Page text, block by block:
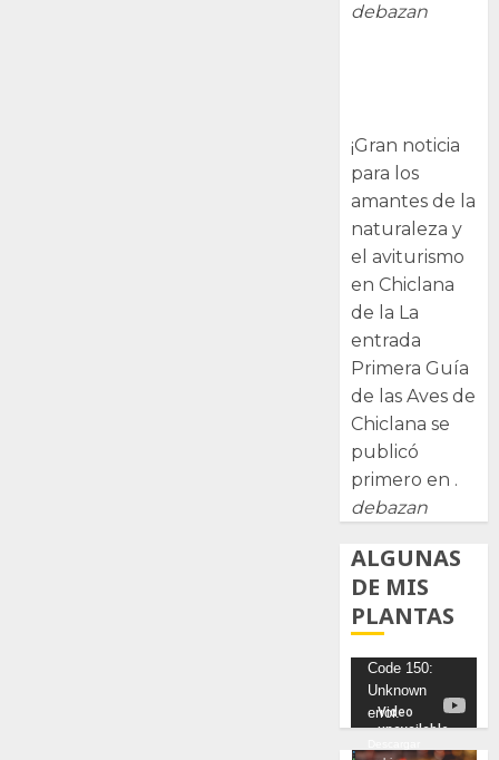
debazan
¡Gran noticia
para los
amantes de la
naturaleza y
el aviturismo
en Chiclana
de la La
entrada
Primera Guía
de las Aves de
Chiclana se
publicó
primero en .
debazan
ALGUNAS
DE MIS
PLANTAS
Reproductor
de
vídeo
Code 150:
Unknown
error.